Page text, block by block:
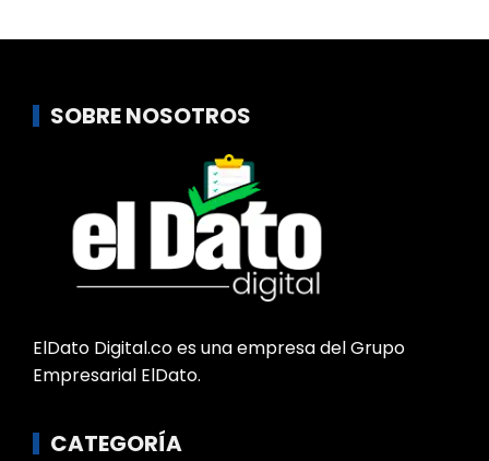
SOBRE NOSOTROS
ElDato Digital.co es una empresa del Grupo
Empresarial ElDato.
CATEGORÍA